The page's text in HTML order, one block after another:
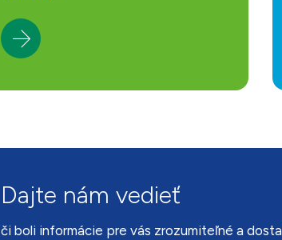
Dajte nám vedieť
či boli informácie pre vás zrozumiteľné a